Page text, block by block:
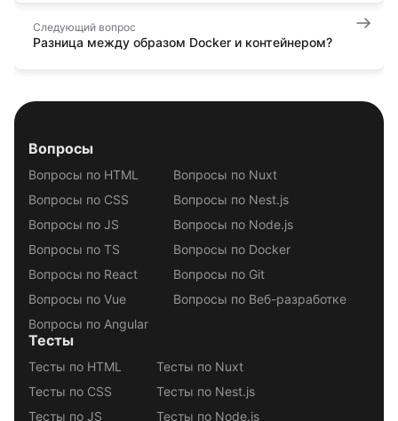
Следующий вопрос
Разница между образом Docker и контейнером?
Вопросы
Вопросы по HTML
Вопросы по CSS
Вопросы по JS
Вопросы по TS
Вопросы по React
Вопросы по Vue
Вопросы по Angular
Вопросы по Nuxt
Вопросы по Nest.js
Вопросы по Node.js
Вопросы по Docker
Вопросы по Git
Вопросы по Веб-разработке
Тесты
Тесты по HTML
Тесты по CSS
Тесты по JS
Тесты по Nuxt
Тесты по Nest.js
Тесты по Node.js